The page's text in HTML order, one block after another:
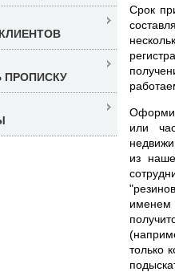
Срок
или
из
именем
только
ПРОПИСКУ